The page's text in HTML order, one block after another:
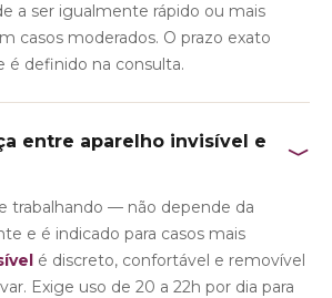
a ser igualmente rápido ou mais
casos moderados. O prazo exato
é definido na consulta.
entre aparelho invisível e
﹀
trabalhando — não depende da
e é indicado para casos mais
é discreto, confortável e removível
Exige uso de 20 a 22h por dia para